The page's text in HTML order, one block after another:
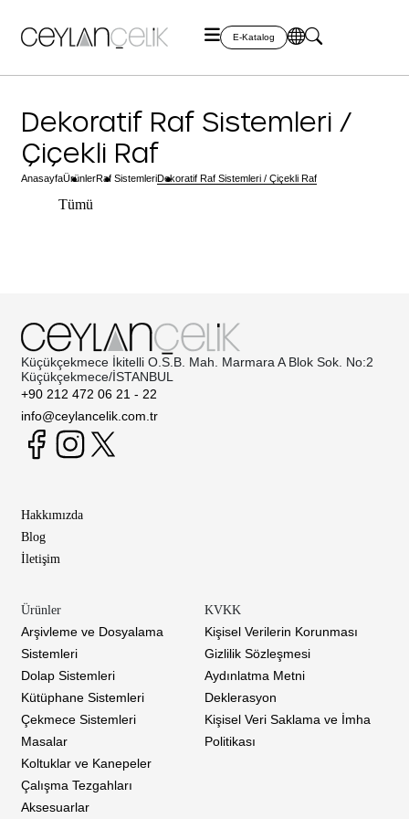
E-Katalog
Dekoratif Raf Sistemleri /
Çiçekli Raf
AnasayfaÜrünlerRaf SistemleriDekoratif Raf Sistemleri / Çiçekli Raf
Tümü
Küçükçekmece İkitelli O.S.B. Mah. Marmara A Blok Sok. No:2
Küçükçekmece/İSTANBUL
+90 212 472 06 21 - 22
info@ceylancelik.com.tr
Hakkımızda
Blog
İletişim
Ürünler
Arşivleme ve Dosyalama
Sistemleri
Dolap Sistemleri
Kütüphane Sistemleri
Çekmece Sistemleri
Masalar
Koltuklar ve Kanepeler
Çalışma Tezgahları
Aksesuarlar
KVKK
Kişisel Verilerin Korunması
Gizlilik Sözleşmesi
Aydınlatma Metni
Deklerasyon
Kişisel Veri Saklama ve İmha
Politikası